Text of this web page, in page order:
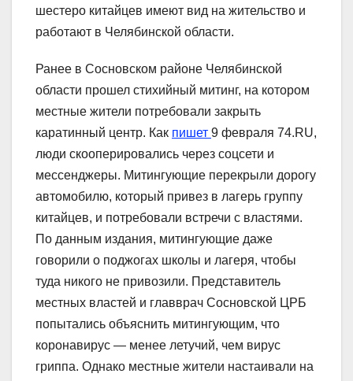
шестеро китайцев имеют вид на жительство и
работают в Челябинской области.
Ранее в Сосновском районе Челябинской
области прошел стихийный митинг, на котором
местные жители потребовали закрыть
каратинный центр. Как пишет 9 февраля 74.RU,
люди скооперировались через соцсети и
мессенджеры. Митингующие перекрыли дорогу
автомобилю, который привез в лагерь группу
китайцев, и потребовали встречи с властями.
По данным издания, митингующие даже
говорили о поджогах школы и лагеря, чтобы
туда никого не привозили. Представитель
местных властей и главврач Сосновской ЦРБ
попытались объяснить митингующим, что
коронавирус — менее летучий, чем вирус
гриппа. Однако местные жители настаивали на